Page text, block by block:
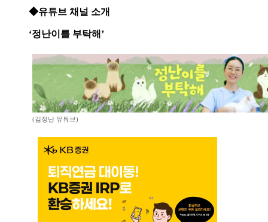
◆유튜브 채널 소개
‘정난이를 부탁해’
(김정난 유튜브)